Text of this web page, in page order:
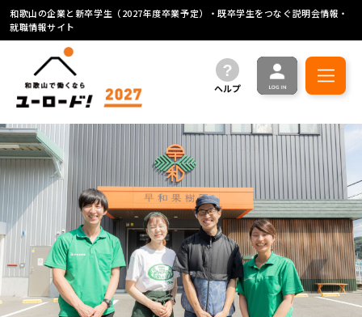
和歌山の企業と新卒学生（2027年度卒業予定）・既卒学生をつなぐ説明会情報・
就職情報サイト
ヘルプ